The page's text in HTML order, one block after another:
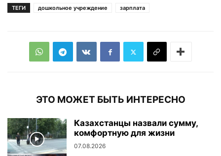
ТЕГИ дошкольное учреждение зарплата
ЭТО МОЖЕТ БЫТЬ ИНТЕРЕСНО
Казахстанцы назвали сумму,
комфортную для жизни
07.08.2026